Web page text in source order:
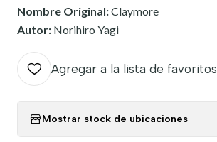
Nombre Original:Claymore
Autor: Norihiro Yagi
Agregar a la lista de favoritos
Mostrar stock de ubicaciones